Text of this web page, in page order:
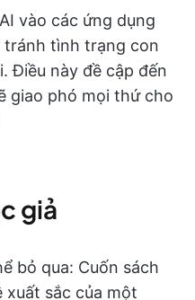
vào các ứng dụng
tình trạng con
Điều này đề cập đến
giao phó mọi thứ cho
giả
bỏ qua: Cuốn sách
sắc của một